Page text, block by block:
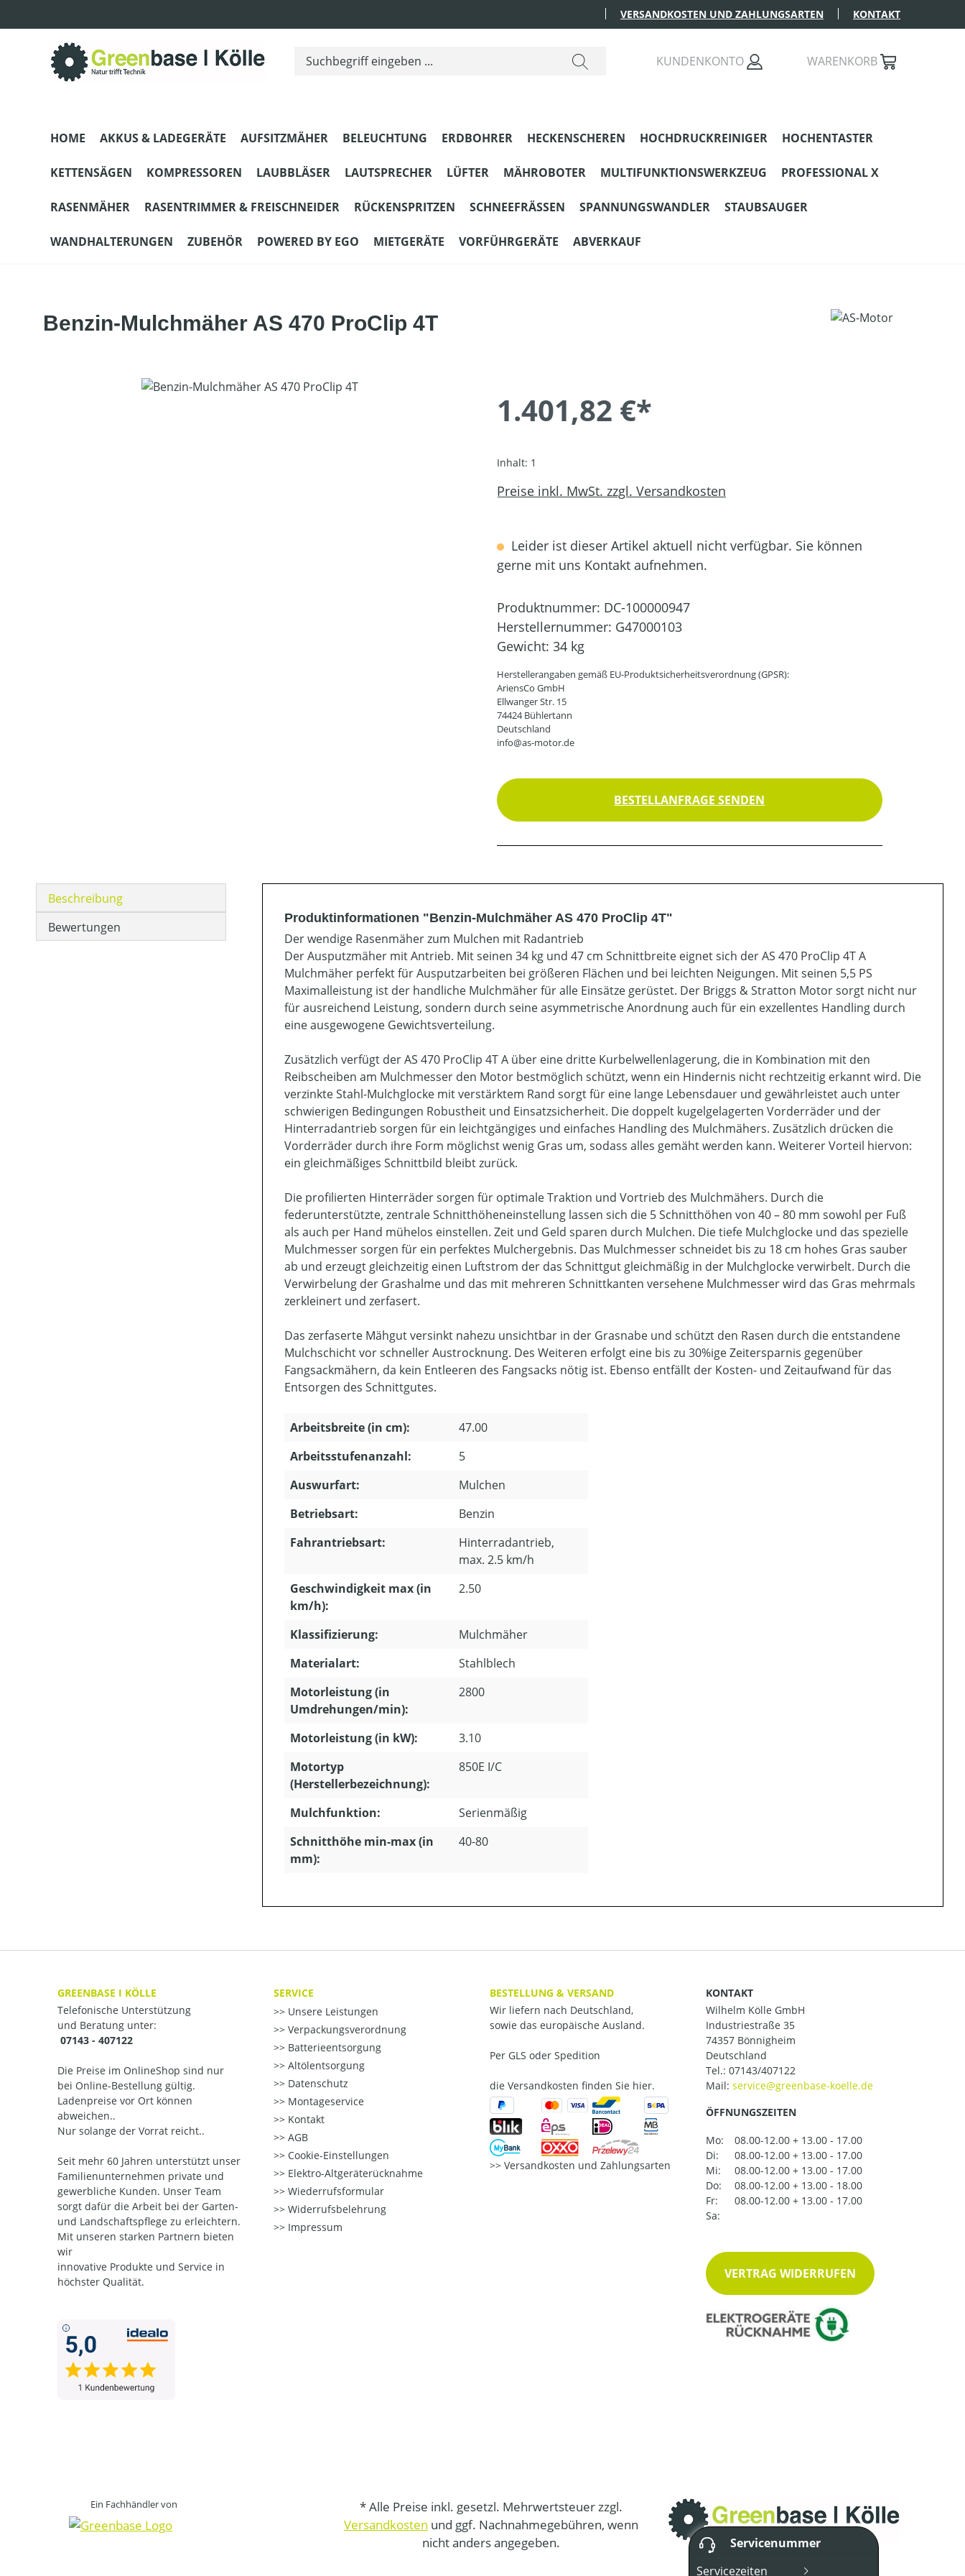
VERSANDKOSTEN UND ZAHLUNGSARTEN KONTAKT
KUNDENKONTO WARENKORB
HOME AKKUS & LADEGERÄTE AUFSITZMÄHER BELEUCHTUNG ERDBOHRER HECKENSCHEREN HOCHDRUCKREINIGER HOCHENTASTER
KETTENSÄGEN KOMPRESSOREN LAUBBLÄSER LAUTSPRECHER LÜFTER MÄHROBOTER MULTIFUNKTIONSWERKZEUG PROFESSIONAL X
RASENMÄHER RASENTRIMMER & FREISCHNEIDER RÜCKENSPRITZEN SCHNEEFRÄSSEN SPANNUNGSWANDLER STAUBSAUGER
WANDHALTERUNGEN ZUBEHÖR POWERED BY EGO MIETGERÄTE VORFÜHRGERÄTE ABVERKAUF
Benzin-Mulchmäher AS 470 ProClip 4T
Bildergalerie überspringen
1.401,82 €*
Inhalt: 1
Preise inkl. MwSt. zzgl. Versandkosten
Leider ist dieser Artikel aktuell nicht verfügbar. Sie können
gerne mit uns Kontakt aufnehmen.
Produktnummer: DC-100000947
Herstellernummer: G47000103
Gewicht: 34 kg
Herstellerangaben gemäß EU-Produktsicherheitsverordnung (GPSR):
AriensCo GmbH
Ellwanger Str. 15
74424 Bühlertann
Deutschland
info@as-motor.de
BESTELLANFRAGE SENDEN
Beschreibung
Bewertungen
Produktinformationen "Benzin-Mulchmäher AS 470 ProClip 4T"
Der wendige Rasenmäher zum Mulchen mit Radantrieb
Der Ausputzmäher mit Antrieb. Mit seinen 34 kg und 47 cm Schnittbreite eignet sich der AS 470 ProClip 4T A
Mulchmäher perfekt für Ausputzarbeiten bei größeren Flächen und bei leichten Neigungen. Mit seinen 5,5 PS
Maximalleistung ist der handliche Mulchmäher für alle Einsätze gerüstet. Der Briggs & Stratton Motor sorgt nicht nur
für ausreichend Leistung, sondern durch seine asymmetrische Anordnung auch für ein exzellentes Handling durch
eine ausgewogene Gewichtsverteilung.
Zusätzlich verfügt der AS 470 ProClip 4T A über eine dritte Kurbelwellenlagerung, die in Kombination mit den
Reibscheiben am Mulchmesser den Motor bestmöglich schützt, wenn ein Hindernis nicht rechtzeitig erkannt wird. Die
verzinkte Stahl-Mulchglocke mit verstärktem Rand sorgt für eine lange Lebensdauer und gewährleistet auch unter
schwierigen Bedingungen Robustheit und Einsatzsicherheit. Die doppelt kugelgelagerten Vorderräder und der
Hinterradantrieb sorgen für ein leichtgängiges und einfaches Handling des Mulchmähers. Zusätzlich drücken die
Vorderräder durch ihre Form möglichst wenig Gras um, sodass alles gemäht werden kann. Weiterer Vorteil hiervon:
ein gleichmäßiges Schnittbild bleibt zurück.
Die profilierten Hinterräder sorgen für optimale Traktion und Vortrieb des Mulchmähers. Durch die
federunterstützte, zentrale Schnitthöheneinstellung lassen sich die 5 Schnitthöhen von 40 – 80 mm sowohl per Fuß
als auch per Hand mühelos einstellen. Zeit und Geld sparen durch Mulchen. Die tiefe Mulchglocke und das spezielle
Mulchmesser sorgen für ein perfektes Mulchergebnis. Das Mulchmesser schneidet bis zu 18 cm hohes Gras sauber
ab und erzeugt gleichzeitig einen Luftstrom der das Schnittgut gleichmäßig in der Mulchglocke verwirbelt. Durch die
Verwirbelung der Grashalme und das mit mehreren Schnittkanten versehene Mulchmesser wird das Gras mehrmals
zerkleinert und zerfasert.
Das zerfaserte Mähgut versinkt nahezu unsichtbar in der Grasnabe und schützt den Rasen durch die entstandene
Mulchschicht vor schneller Austrocknung. Des Weiteren erfolgt eine bis zu 30%ige Zeitersparnis gegenüber
Fangsackmähern, da kein Entleeren des Fangsacks nötig ist. Ebenso entfällt der Kosten- und Zeitaufwand für das
Entsorgen des Schnittgutes.
Arbeitsbreite (in cm):
47.00
Arbeitsstufenanzahl:
5
Auswurfart:
Mulchen
Betriebsart:
Benzin
Fahrantriebsart:
Hinterradantrieb,
max. 2.5 km/h
Geschwindigkeit max (in
km/h):
2.50
Klassifizierung:
Mulchmäher
Materialart:
Stahlblech
Motorleistung (in
Umdrehungen/min):
2800
Motorleistung (in kW):
3.10
Motortyp
(Herstellerbezeichnung):
850E I/C
Mulchfunktion:
Serienmäßig
Schnitthöhe min-max (in
mm):
40-80
GREENBASE I KÖLLE
Telefonische Unterstützung
und Beratung unter:
07143 - 407122
Die Preise im OnlineShop sind nur
bei Online-Bestellung gültig.
Ladenpreise vor Ort können
abweichen..
Nur solange der Vorrat reicht..
Seit mehr 60 Jahren unterstützt unser
Familienunternehmen private und
gewerbliche Kunden. Unser Team
sorgt dafür die Arbeit bei der Garten-
und Landschaftspflege zu erleichtern.
Mit unseren starken Partnern bieten
wir
innovative Produkte und Service in
höchster Qualität.
SERVICE
Unsere Leistungen
Verpackungsverordnung
Batterieentsorgung
Altölentsorgung
Datenschutz
Montageservice
Kontakt
AGB
Cookie-Einstellungen
Elektro-Altgeräterücknahme
Wiederrufsformular
Widerrufsbelehrung
Impressum
BESTELLUNG & VERSAND
Wir liefern nach Deutschland,
sowie das europäische Ausland.
Per GLS oder Spedition
die Versandkosten finden Sie hier.
Versandkosten und Zahlungsarten
KONTAKT
Wilhelm Kölle GmbH
Industriestraße 35
74357 Bönnigheim
Deutschland
Tel.: 07143/407122
Mail:
ÖFFNUNGSZEITEN
Mo:
08.00-12.00 + 13.00 - 17.00
Di:
08.00-12.00 + 13.00 - 17.00
Mi:
08.00-12.00 + 13.00 - 17.00
Do:
08.00-12.00 + 13.00 - 18.00
Fr:
08.00-12.00 + 13.00 - 17.00
Sa:
VERTRAG WIDERRUFEN
Ein Fachhändler von
* Alle Preise inkl. gesetzl. Mehrwertsteuer zzgl.
Versandkosten und ggf. Nachnahmegebühren, wenn
nicht anders angegeben.
Servicenummer
Servicezeiten